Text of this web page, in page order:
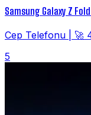
Samsung Galaxy Z
Cep Telefonu
🚀
5